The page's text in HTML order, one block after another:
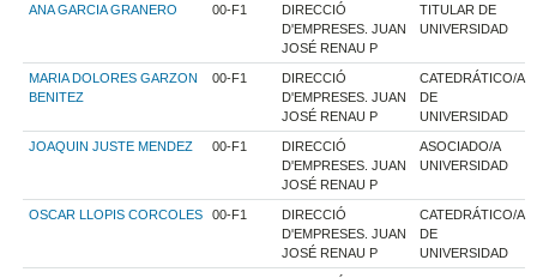
ANA GARCIA GRANERO 00-F1
DIRECCIÓ
D'EMPRESES. JUAN
JOSÉ RENAU P
TITULAR DE
UNIVERSIDAD
MARIA DOLORES GARZON
BENITEZ
00-F1
DIRECCIÓ
D'EMPRESES. JUAN
JOSÉ RENAU P
CATEDRÁTICO/A
DE
UNIVERSIDAD
JOAQUIN JUSTE MENDEZ 00-F1
DIRECCIÓ
D'EMPRESES. JUAN
JOSÉ RENAU P
ASOCIADO/A
UNIVERSIDAD
OSCAR LLOPIS CORCOLES 00-F1
DIRECCIÓ
D'EMPRESES. JUAN
JOSÉ RENAU P
CATEDRÁTICO/A
DE
UNIVERSIDAD